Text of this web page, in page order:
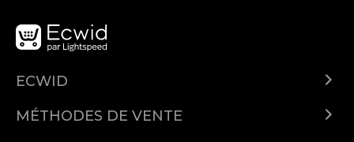
ECWID
Demo
MÉTHODES DE VENTE